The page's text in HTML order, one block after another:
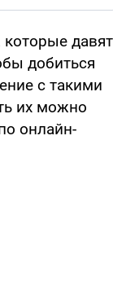
давят
добиться
с такими
их можно
онлайн-